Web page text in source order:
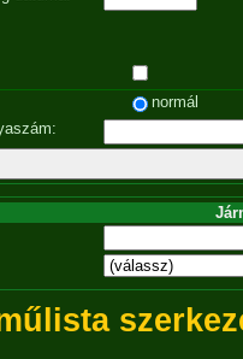
normál